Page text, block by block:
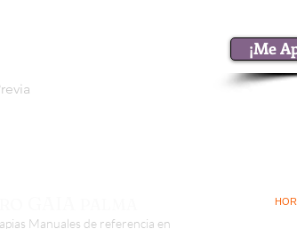
¡Me
Manuales de referencia en